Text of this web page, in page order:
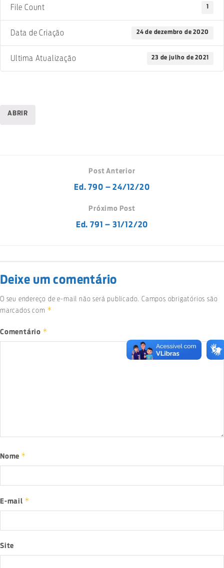
File Count 1
Data de Criação 24 de dezembro de 2020
Ultima Atualização 23 de julho de 2021
ABRIR
Post Anterior
Ed. 790 – 24/12/20
Próximo Post
Ed. 791 – 31/12/20
Deixe um comentário
O seu endereço de e-mail não será publicado. Campos obrigatórios são
marcados com *
Comentário *
Nome *
E-mail *
Site